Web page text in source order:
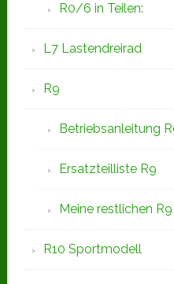
R0/6 in Teilen:
L7 Lastendreirad
R9
Betriebsanleitung
Ersatzteilliste R9
Meine restlichen R9
R10 Sportmodell